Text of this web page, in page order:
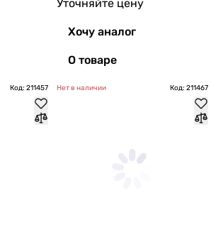
Уточняйте цену
Хочу аналог
О товаре
Код: 211457 Нет в наличии Код: 211467